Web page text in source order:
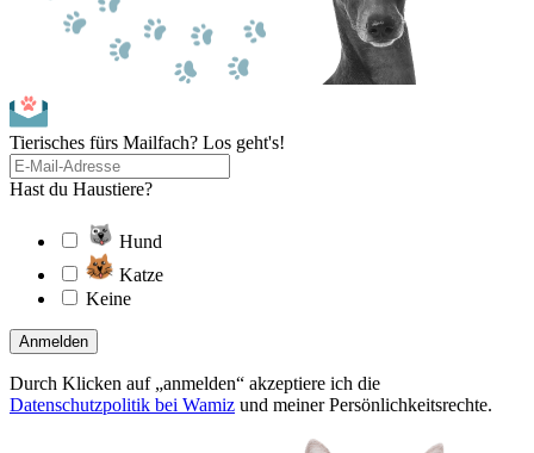
Tierisches fürs Mailfach? Los geht's!
Hast du Haustiere?
Hund
Katze
Keine
Anmelden
Durch Klicken auf „anmelden“ akzeptiere ich die
Datenschutzpolitik bei Wamiz und meiner Persönlichkeitsrechte.